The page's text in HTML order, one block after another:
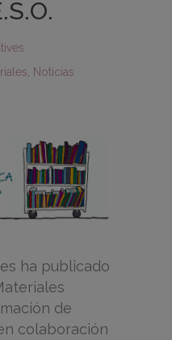
, Noticias
ha publicado
de
colaboración